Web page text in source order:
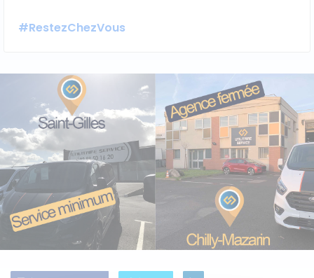
Tous les véhicules
Financement utilitaire
#RestezChezVous